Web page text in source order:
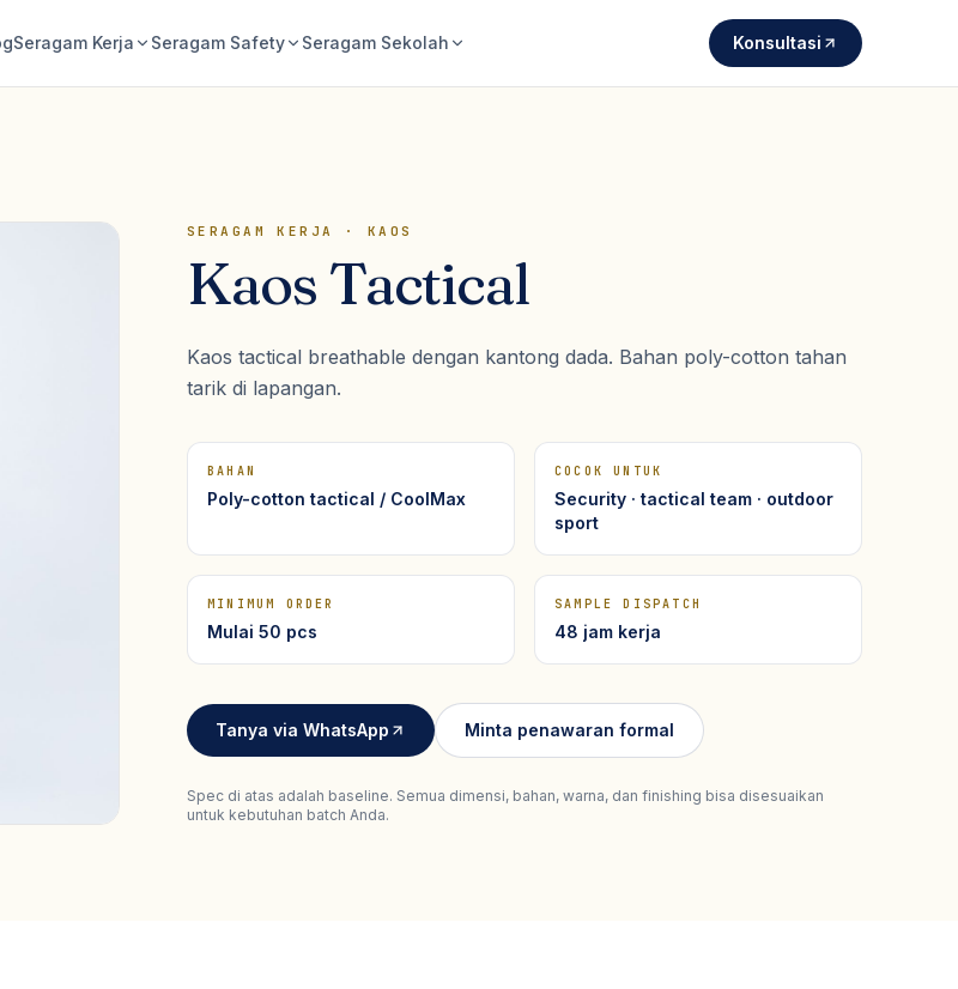
Seragam Kerja Seragam Safety Seragam Sekolah Konsultasi
SERAGAM KERJA · KAOS
Kaos Tactical
Kaos tactical breathable dengan kantong dada. Bahan poly-cotton tahan
tarik di lapangan.
BAHAN
Poly-cotton tactical / CoolMax
COCOK UNTUK
Security · tactical team · outdoor
sport
MINIMUM ORDER
Mulai 50 pcs
SAMPLE DISPATCH
48 jam kerja
Tanya via WhatsApp Minta penawaran formal
Spec di atas adalah baseline. Semua dimensi, bahan, warna, dan finishing bisa disesuaikan
untuk kebutuhan batch Anda.